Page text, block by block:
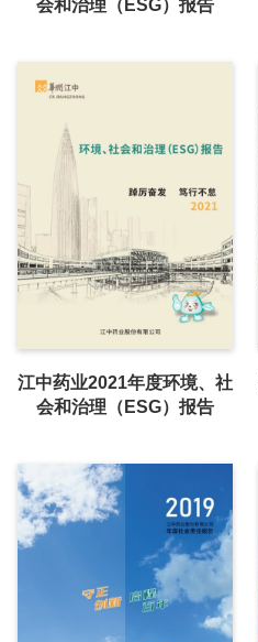
会和治理（ESG）报告
江中药业2021年度环境、社
会和治理（ESG）报告